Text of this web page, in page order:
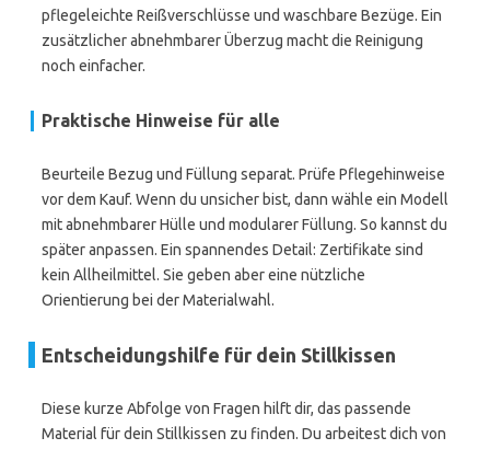
pflegeleichte Reißverschlüsse und waschbare Bezüge. Ein
zusätzlicher abnehmbarer Überzug macht die Reinigung
noch einfacher.
Praktische Hinweise für alle
Beurteile Bezug und Füllung separat. Prüfe Pflegehinweise
vor dem Kauf. Wenn du unsicher bist, dann wähle ein Modell
mit abnehmbarer Hülle und modularer Füllung. So kannst du
später anpassen. Ein spannendes Detail: Zertifikate sind
kein Allheilmittel. Sie geben aber eine nützliche
Orientierung bei der Materialwahl.
Entscheidungshilfe für dein Stillkissen
Diese kurze Abfolge von Fragen hilft dir, das passende
Material für dein Stillkissen zu finden. Du arbeitest dich von